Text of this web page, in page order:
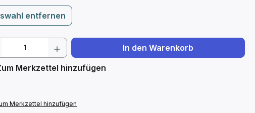
entfernen
Anzahl: Gib den gewünschten Wert
In den Warenkorb
Merkzettel hinzufügen
Merkzettel hinzufügen